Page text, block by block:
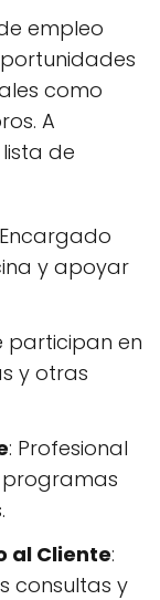
empleo
como
A
de
y apoyar
participan en
y otras
: Profesional
al Cliente:
consultas y